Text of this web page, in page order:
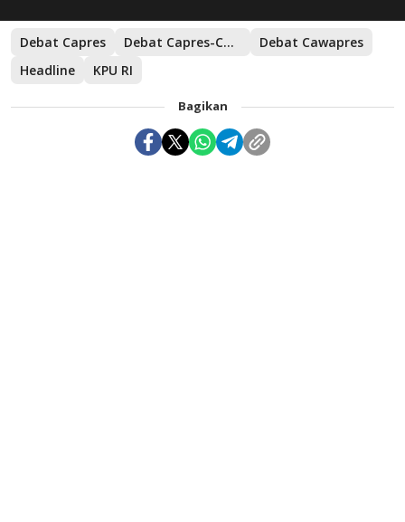
Debat Capres Debat Capres-Cawapres
Debat Cawapres
Headline
KPU RI
Bagikan